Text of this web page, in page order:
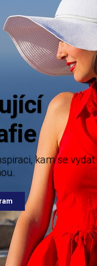
vydat
o novinkách z
destinací.